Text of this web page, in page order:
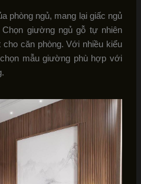
phòng ngủ, mang lại giấc ngủ
giường ngủ gỗ tự nhiên
cho căn phòng. Với nhiều kiểu
mẫu giường phù hợp với